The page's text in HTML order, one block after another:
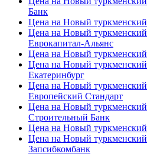
Банк
Цена на Новый
Цена на Новый туркменский
Еврокапитал-Альянс
Цена на Новый
Цена на Новый туркменский
Екатеринбург
Цена на Новый туркменский
Европейский Стандарт
Цена на Новый
Строительный Банк
Цена на Новый туркменский
Цена на Новый туркменский
Запсибкомбанк